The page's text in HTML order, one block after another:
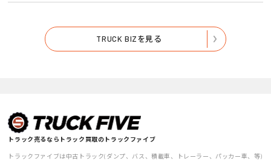
TRUCK BIZを見る
トラック売るならトラック買取のトラックファイブ
トラックファイブは中古トラック(ダンプ、バス、積載車、トレーラー、パッカー車、等)